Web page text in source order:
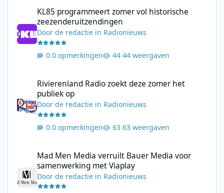
KL85 programmeert zomer vol historische
zeezenderuitzendingen
Doorde redactie in Radionieuws
0 opmerkingen 44 weergaven
Rivierenland Radio zoekt deze zomer het
publiek op
Doorde redactie in Radionieuws
0 opmerkingen 63 weergaven
Mad Men Media verruilt Bauer Media voor
samenwerking met Viaplay
Doorde redactie in Radionieuws